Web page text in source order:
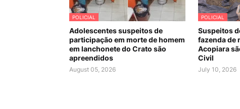
POLICIAL
Adolescentes suspeitos de
participação em morte de homem
em lanchonete do Crato são
apreendidos
August 05, 2026
POLICIAL
Suspeitos
fazenda de
Acopiara
Civil
July 10, 2026